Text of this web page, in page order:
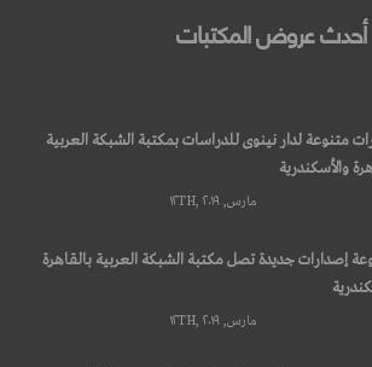
أحدث عروض المكتبات
متنوعة لدار نينوى للدراسات بمكتبة الشبكة العربية
والأسكندرية
مارس, ۱۲TH, ۲۰۱۹
إصدارات جديدة تصل مكتبة الشبكة العربية بالقاهرة
مارس, ۱۲TH, ۲۰۱۹